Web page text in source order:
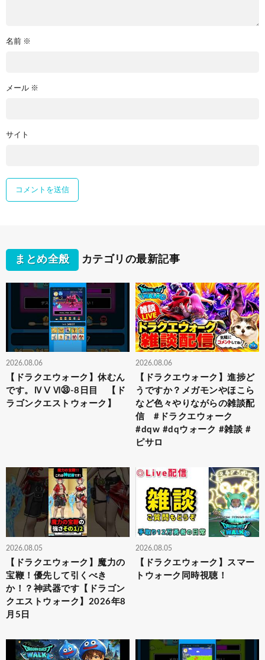
名前 ※
メール ※
サイト
まとめ全般 カテゴリの最新記事
2026.08.06
【ドラクエウォーク】休むん
です。ⅣⅤⅥ㉝-8日目 【ド
ラゴンクエストウォーク】
2026.08.06
【ドラクエウォーク】進捗ど
うですか？メガモンやほこら
など色々やりながらの雑談配
信 #ドラクエウォーク
#dqw #dqウォーク #雑談 #
ピサロ
2026.08.05
【ドラクエウォーク】魔力の
宝鞭！優先して引くべき
か！？神武器です【ドラゴン
クエストウォーク】2026年8
月5日
2026.08.05
【ドラクエウォーク】スマー
トウォーク同時視聴！